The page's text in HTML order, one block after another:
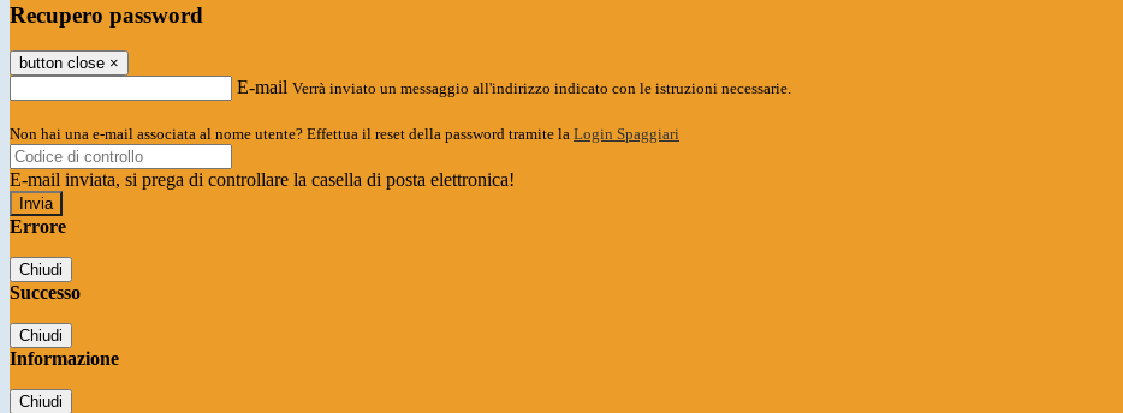
Recupero password
button close ×
E-mail Verrà inviato un messaggio all'indirizzo indicato con le istruzioni necessarie.
Non hai una e-mail associata al nome utente? Effettua il reset della password tramite la Login Spaggiari
E-mail inviata, si prega di controllare la casella di posta elettronica!
Errore
Chiudi
Successo
Chiudi
Informazione
Chiudi